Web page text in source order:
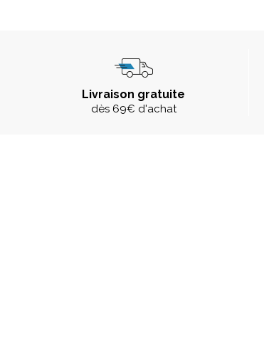
Livraison gratuite
dès 69€ d'achat